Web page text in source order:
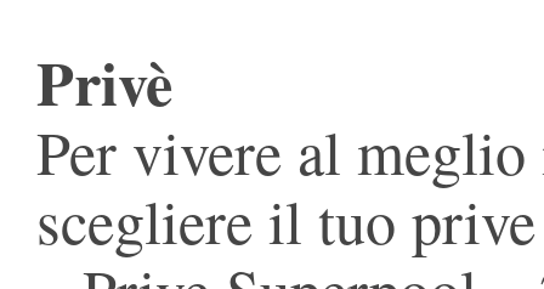
Privè
Per vivere al
scegliere il tuo